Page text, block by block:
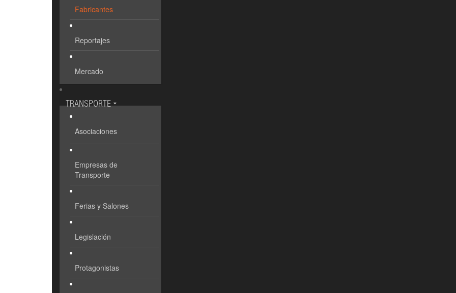
Fabricantes
Reportajes
Mercado
TRANSPORTE
Asociaciones
Empresas de
Transporte
Ferias y Salones
Legislación
Protagonistas